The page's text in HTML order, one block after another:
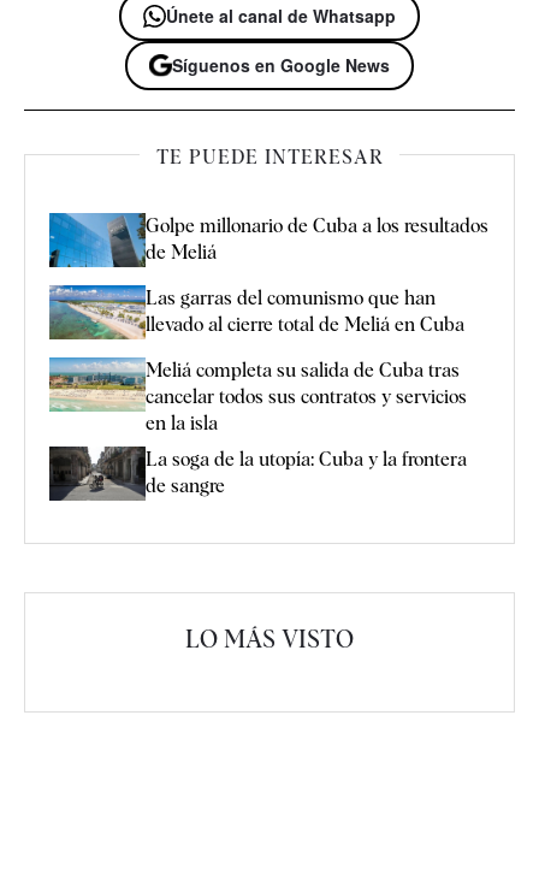
Únete al canal de Whatsapp
Síguenos en Google News
TE PUEDE INTERESAR
Golpe millonario de Cuba a los resultados
de Meliá
Las garras del comunismo que han
llevado al cierre total de Meliá en Cuba
Meliá completa su salida de Cuba tras
cancelar todos sus contratos y servicios
en la isla
La soga de la utopía: Cuba y la frontera
de sangre
LO MÁS VISTO